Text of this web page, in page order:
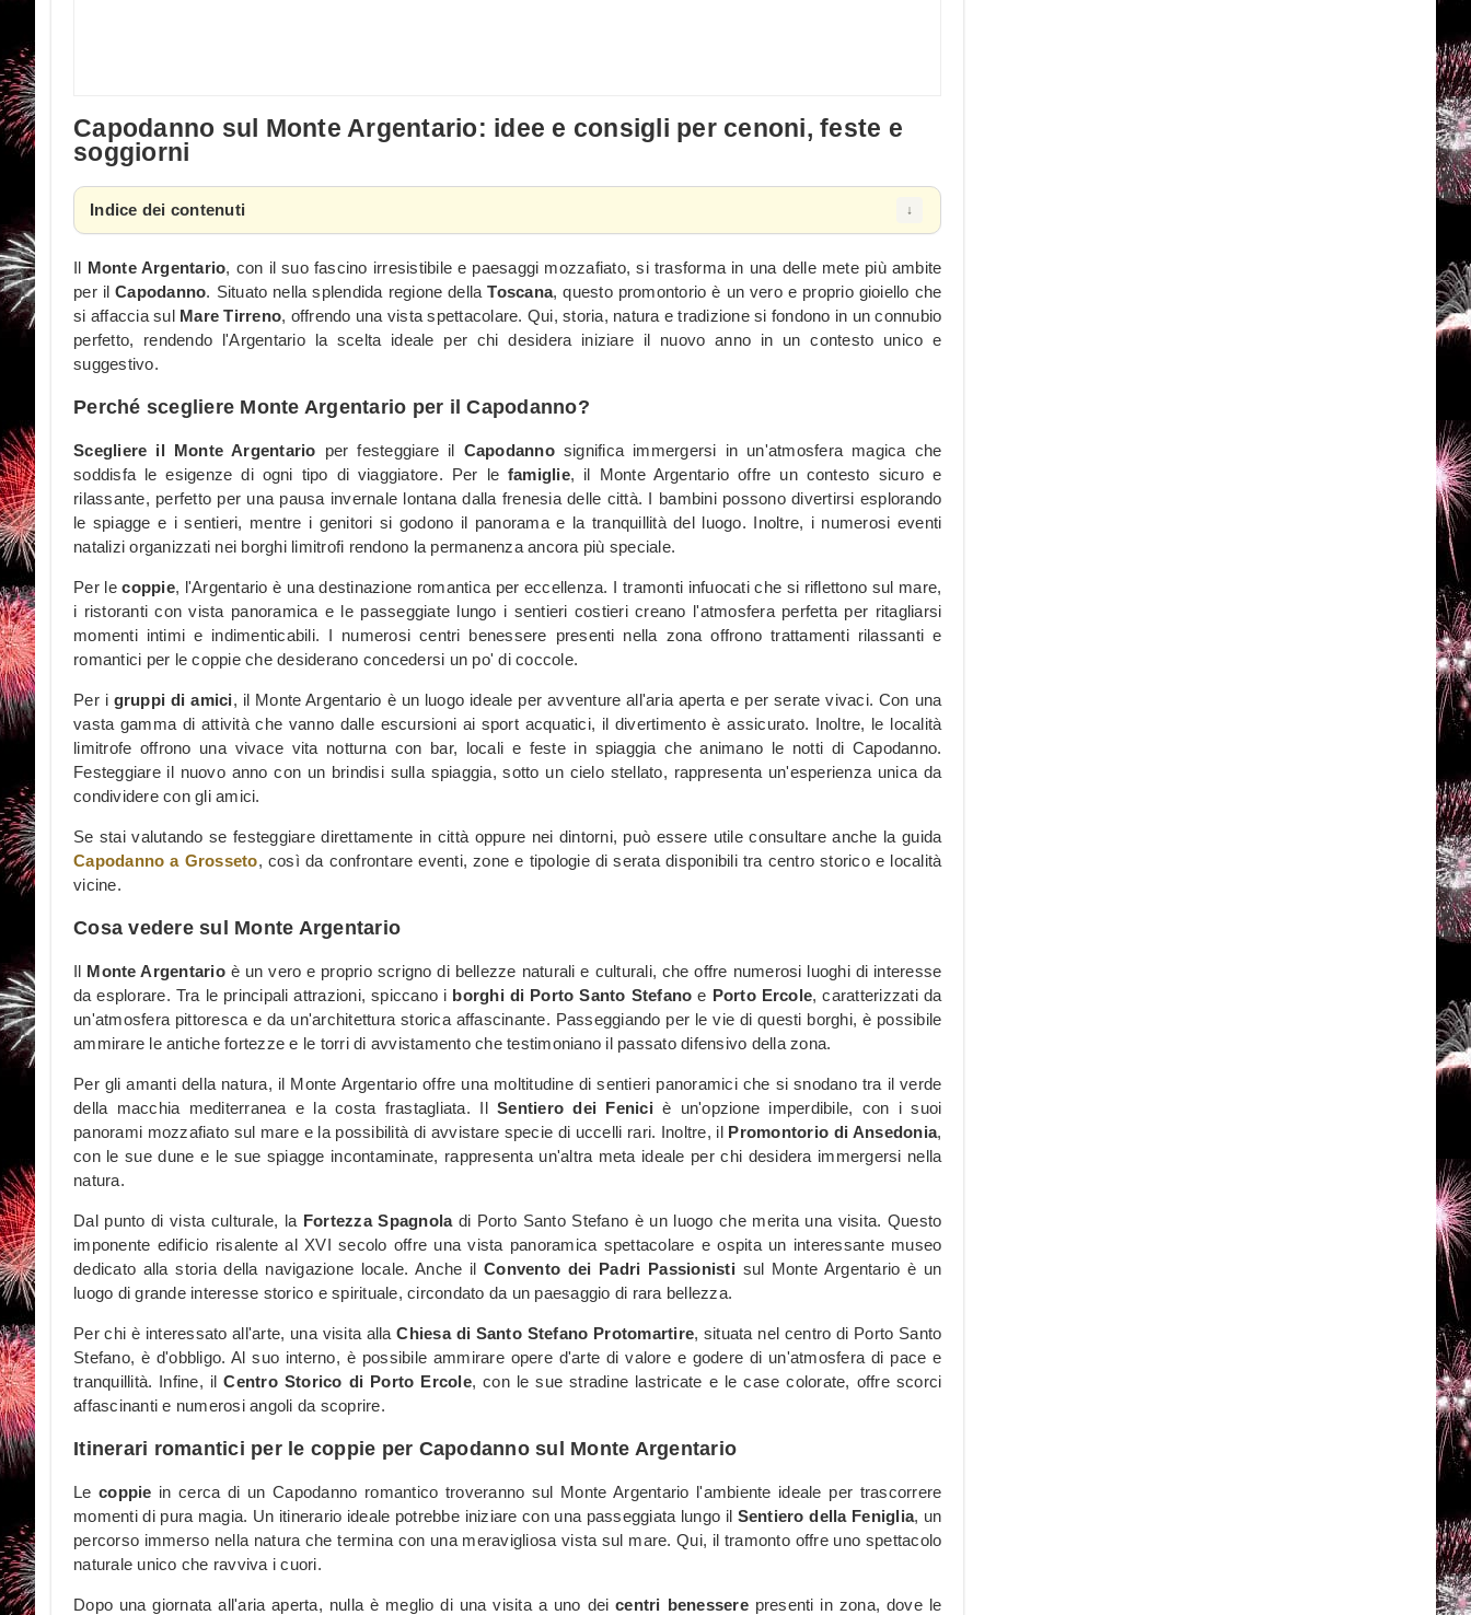
Capodanno sul Monte Argentario: idee e consigli per cenoni, feste e
soggiorni
Indice dei contenuti
Il Monte Argentario, con il suo fascino irresistibile e paesaggi mozzafiato, si trasforma in una delle mete più ambite
per ilCapodanno. Situato nella splendida regione dellaToscana, questo promontorio è un vero e proprio gioiello che
si affaccia sul Mare Tirreno, offrendo una vista spettacolare. Qui, storia, natura e tradizione si fondono in un connubio
perfetto, rendendo l'Argentario la scelta ideale per chi desidera iniziare il nuovo anno in un contesto unico e
suggestivo.
Perché scegliere Monte Argentario per il Capodanno?
Scegliere il Monte Argentario per festeggiare il Capodannosignifica immergersi in un'atmosfera magica che
soddisfa le esigenze di ogni tipo di viaggiatore. Per le famiglie, il Monte Argentario offre un contesto sicuro e
rilassante, perfetto per una pausa invernale lontana dalla frenesia delle città. I bambini possono divertirsi esplorando
le spiagge e i sentieri, mentre i genitori si godono il panorama e la tranquillità del luogo. Inoltre, i numerosi eventi
natalizi organizzati nei borghi limitrofi rendono la permanenza ancora più speciale.
Per lecoppie, l'Argentario è una destinazione romantica per eccellenza. I tramonti infuocati che si riflettono sul mare,
i ristoranti con vista panoramica e le passeggiate lungo i sentieri costieri creano l'atmosfera perfetta per ritagliarsi
momenti intimi e indimenticabili. I numerosi centri benessere presenti nella zona offrono trattamenti rilassanti e
romantici per le coppie che desiderano concedersi un po' di coccole.
Per i gruppi di amici, il Monte Argentario è un luogo ideale per avventure all'aria aperta e per serate vivaci. Con una
vasta gamma di attività che vanno dalle escursioni ai sport acquatici, il divertimento è assicurato. Inoltre, le località
limitrofe offrono una vivace vita notturna con bar, locali e feste in spiaggia che animano le notti di Capodanno.
Festeggiare il nuovo anno con un brindisi sulla spiaggia, sotto un cielo stellato, rappresenta un'esperienza unica da
condividere con gli amici.
Se stai valutando se festeggiare direttamente in città oppure nei dintorni, può essere utile consultare anche la guida
Capodanno a Grosseto, così da confrontare eventi, zone e tipologie di serata disponibili tra centro storico e località
vicine.
Cosa vedere sul Monte Argentario
Il Monte Argentarioè un vero e proprio scrigno di bellezze naturali e culturali, che offre numerosi luoghi di interesse
da esplorare. Tra le principali attrazioni, spiccano i borghi di Porto Santo Stefano e Porto Ercole, caratterizzati da
un'atmosfera pittoresca e da un'architettura storica affascinante. Passeggiando per le vie di questi borghi, è possibile
ammirare le antiche fortezze e le torri di avvistamento che testimoniano il passato difensivo della zona.
Per gli amanti della natura, il Monte Argentario offre una moltitudine di sentieri panoramici che si snodano tra il verde
della macchia mediterranea e la costa frastagliata. IlSentiero dei Fenici è un'opzione imperdibile, con i suoi
panorami mozzafiato sul mare e la possibilità di avvistare specie di uccelli rari. Inoltre, il Promontorio di Ansedonia,
con le sue dune e le sue spiagge incontaminate, rappresenta un'altra meta ideale per chi desidera immergersi nella
natura.
Dal punto di vista culturale, la Fortezza Spagnoladi Porto Santo Stefano è un luogo che merita una visita. Questo
imponente edificio risalente al XVI secolo offre una vista panoramica spettacolare e ospita un interessante museo
dedicato alla storia della navigazione locale. Anche ilConvento dei Padri Passionisti sul Monte Argentario è un
luogo di grande interesse storico e spirituale, circondato da un paesaggio di rara bellezza.
Per chi è interessato all'arte, una visita allaChiesa di Santo Stefano Protomartire, situata nel centro di Porto Santo
Stefano, è d'obbligo. Al suo interno, è possibile ammirare opere d'arte di valore e godere di un'atmosfera di pace e
tranquillità. Infine, ilCentro Storico di Porto Ercole, con le sue stradine lastricate e le case colorate, offre scorci
affascinanti e numerosi angoli da scoprire.
Itinerari romantici per le coppie per Capodanno sul Monte Argentario
Lecoppie in cerca di un Capodanno romantico troveranno sul Monte Argentario l'ambiente ideale per trascorrere
momenti di pura magia. Un itinerario ideale potrebbe iniziare con una passeggiata lungo il Sentiero della Feniglia, un
percorso immerso nella natura che termina con una meravigliosa vista sul mare. Qui, il tramonto offre uno spettacolo
naturale unico che ravviva i cuori.
Dopo una giornata all'aria aperta, nulla è meglio di una visita a uno deicentri benesserepresenti in zona, dove le